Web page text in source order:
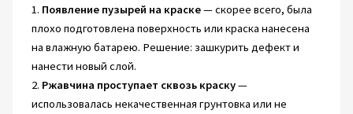
1. Появление пузырей на краске— скорее всего, была
плохо подготовлена поверхность или краска нанесена
на влажную батарею. Решение: зашкурить дефект и
нанести новый слой.
2. Ржавчина проступает сквозь краску—
использовалась некачественная грунтовка или не